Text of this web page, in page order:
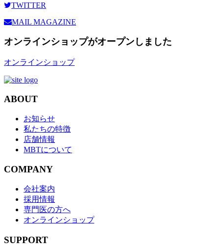
TWITTER
MAIL MAGAZINE
オンラインショップがオープンしました
オンラインショップ
ABOUT
お知らせ
私たちの特徴
店舗情報
MBTについて
COMPANY
会社案内
採用情報
専門医の方へ
オンラインショップ
SUPPORT